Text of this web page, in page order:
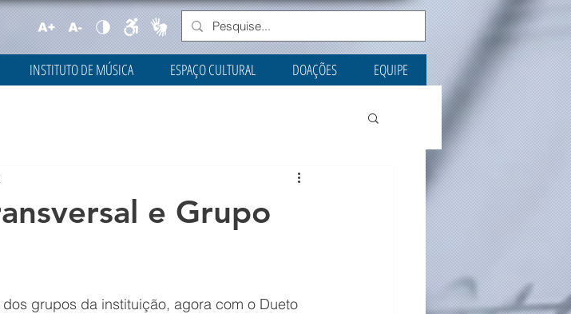
INSTITUTO DE MÚSICA ESPAÇO CULTURAL DOAÇÕES EQUIPE
e Grupo
grupos da instituição, agora com o Dueto